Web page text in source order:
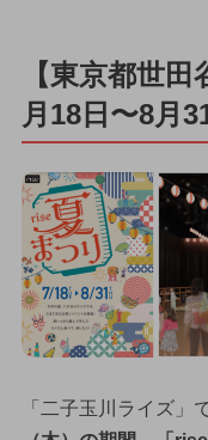
【東京都世
月18日〜8月
「二子玉川ライズ」で